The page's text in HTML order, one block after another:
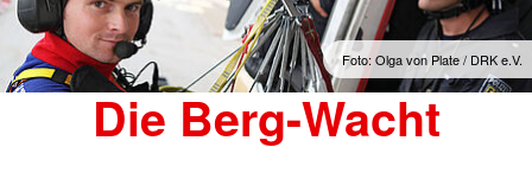
Foto: Olga von Plate / DRK e.V.
Die Berg-Wacht